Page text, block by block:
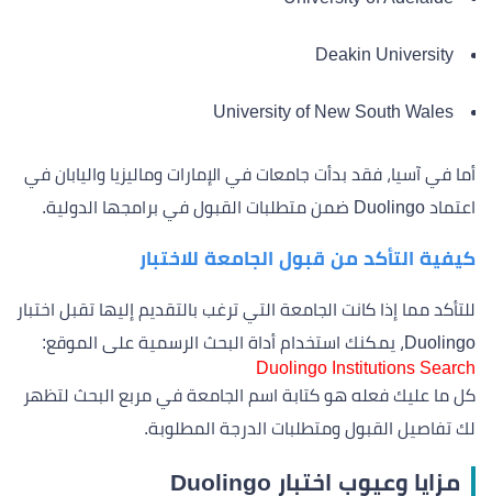
Deakin University
University of New South Wales
أما في آسيا، فقد بدأت جامعات في الإمارات وماليزيا واليابان في
اعتماد Duolingo ضمن متطلبات القبول في برامجها الدولية.
كيفية التأكد من قبول الجامعة للاختبار
للتأكد مما إذا كانت الجامعة التي ترغب بالتقديم إليها تقبل اختبار
Duolingo، يمكنك استخدام أداة البحث الرسمية على الموقع:
Duolingo Institutions Search
كل ما عليك فعله هو كتابة اسم الجامعة في مربع البحث لتظهر
لك تفاصيل القبول ومتطلبات الدرجة المطلوبة.
مزايا وعيوب اختبار Duolingo